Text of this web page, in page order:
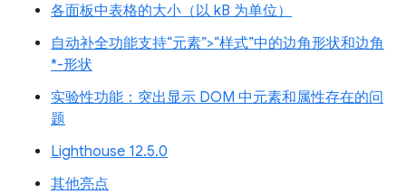
各面板中表格的大小（以 kB 为单位）
自动补全功能支持“元素”>“样式”中的边角形状和边角
*-形状
实验性功能：突出显示 DOM 中元素和属性存在的问
题
Lighthouse 12.5.0
其他亮点